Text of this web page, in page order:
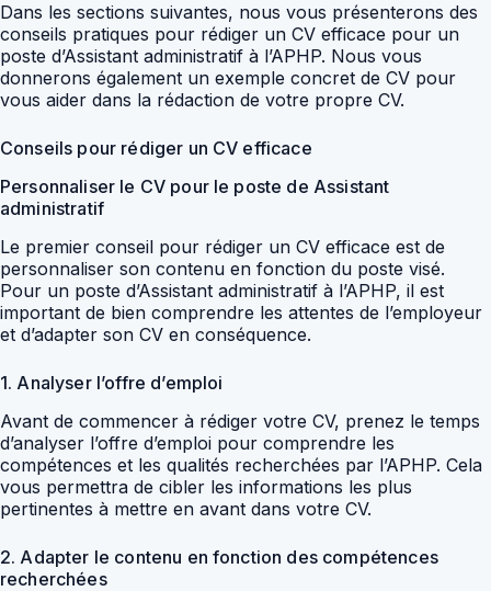
Dans les sections suivantes, nous vous présenterons des
conseils pratiques pour rédiger un CV efficace pour un
poste d’Assistant administratif à l’APHP. Nous vous
donnerons également un exemple concret de CV pour
vous aider dans la rédaction de votre propre CV.
Conseils pour rédiger un CV efficace
Personnaliser le CV pour le poste de Assistant
administratif
Le premier conseil pour rédiger un CV efficace est de
personnaliser son contenu en fonction du poste visé.
Pour un poste d’Assistant administratif à l’APHP, il est
important de bien comprendre les attentes de l’employeur
et d’adapter son CV en conséquence.
1. Analyser l’offre d’emploi
Avant de commencer à rédiger votre CV, prenez le temps
d’analyser l’offre d’emploi pour comprendre les
compétences et les qualités recherchées par l’APHP. Cela
vous permettra de cibler les informations les plus
pertinentes à mettre en avant dans votre CV.
2. Adapter le contenu en fonction des compétences
recherchées